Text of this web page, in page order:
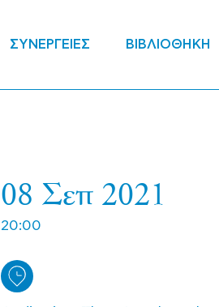
ΣΥΝΕΡΓΕΙΕΣ ΒΙΒΛΙΟΘΗΚΗ
08 Σεπ 2021
20:00